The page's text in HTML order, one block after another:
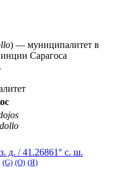
) — муниципалитет в
Сарагоса
.
д. /41.26861° с. ш.
(G) (O) (Я)